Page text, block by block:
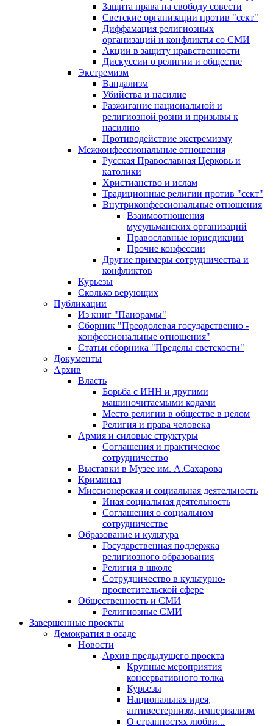
Защита права на свободу совести
Светские организации против "сект"
Диффамация религиозных
организаций и конфликты со СМИ
Акции в защиту нравственности
Дискуссии о религии и обществе
Экстремизм
Вандализм
Убийства и насилие
Разжигание национальной и
религиозной розни и призывы к
насилию
Противодействие экстремизму
Межконфессиональные отношения
Русская Православная Церковь и
католики
Христианство и ислам
Традиционные религии против "сект"
Внутриконфессиональные отношения
Взаимоотношения
мусульманских организаций
Православные юрисдикции
Прочие конфессии
Другие примеры сотрудничества и
конфликтов
Курьезы
Сколько верующих
Публикации
Из книг "Панорамы"
Сборник "Преодолевая государственно -
конфессиональные отношения"
Статьи сборника "Пределы светскости"
Документы
Архив
Власть
Борьба с ИНН и другими
машиночитаемыми кодами
Место религии в обществе в целом
Религия и права человека
Армия и силовые структуры
Соглашения и практическое
сотрудничество
Выставки в Музее им. А.Сахарова
Криминал
Миссионерская и социальная деятельность
Иная социальная деятельность
Соглашения о социальном
сотрудничестве
Образование и культура
Государственная поддержка
религиозного образования
Религия в школе
Сотрудничество в культурно-
просветительской сфере
Общественность и СМИ
Религиозные СМИ
Завершенные проекты
Демократия в осаде
Новости
Архив предыдущего проекта
Крупные мероприятия
консервативного толка
Курьезы
Национальная идея,
антивестернизм, империализм
О странностях любви...